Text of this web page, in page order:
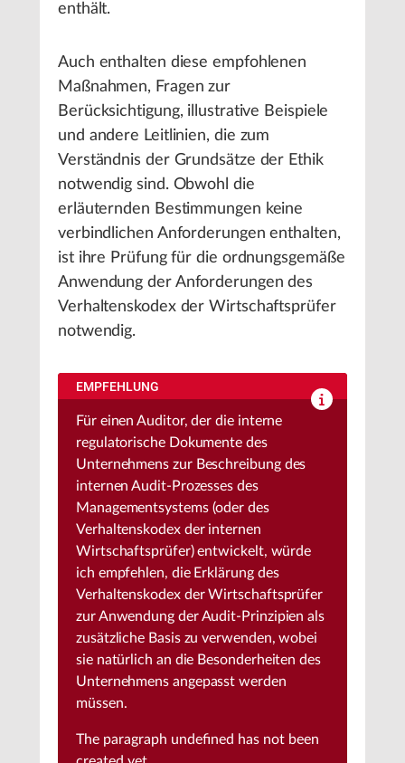
enthält.
Auch enthalten diese empfohlenen
Maßnahmen, Fragen zur
Berücksichtigung, illustrative Beispiele
und andere Leitlinien, die zum
Verständnis der Grundsätze der Ethik
notwendig sind. Obwohl die
erläuternden Bestimmungen keine
verbindlichen Anforderungen enthalten,
ist ihre Prüfung für die ordnungsgemäße
Anwendung der Anforderungen des
Verhaltenskodex der Wirtschaftsprüfer
notwendig.
EMPFEHLUNG
Für einen Auditor, der die interne
regulatorische Dokumente des
Unternehmens zur Beschreibung des
internen Audit-Prozesses des
Managementsystems (oder des
Verhaltenskodex der internen
Wirtschaftsprüfer) entwickelt, würde
ich empfehlen, die Erklärung des
Verhaltenskodex der Wirtschaftsprüfer
zur Anwendung der Audit-Prinzipien als
zusätzliche Basis zu verwenden, wobei
sie natürlich an die Besonderheiten des
Unternehmens angepasst werden
müssen.
The paragraph undefined has not been